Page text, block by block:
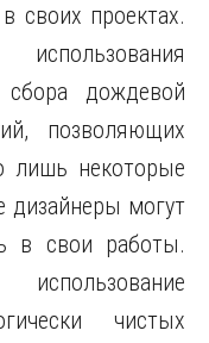
своих проектах.
сбора дождевой
позволяющих
лишь некоторые
дизайнеры могут
в свои работы.
чистых